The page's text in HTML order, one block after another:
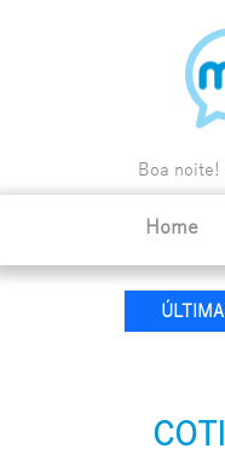
Boa noite!
Home
Duas pessoas ficam